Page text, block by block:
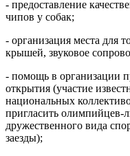
- предоставление
чипов у собак;
- организация места для
крышей, звуковое
- помощь в организации
открытия (участие
национальных
пригласить олимпийцев-
дружественного вида
заезды);